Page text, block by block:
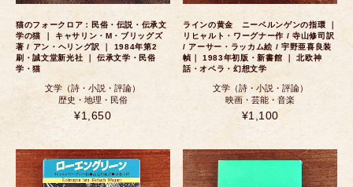
猫のフォークロア：民俗・伝説・伝承文
学の猫 ｜ キャサリン・M・ブリッグズ
著 / アン・ヘリング訳 ｜ 1984年第2
刷・誠文堂新光社 ｜ 伝承文学・民俗
学・猫
文学（詩・小説・評論）
歴史・地理・民俗
¥1,650
ラインの黄金 ニーベルンゲンの指環 ｜
リヒャルト・ワーグナー作 / 寺山修司訳
/ アーサー・ラッカム絵 / 宇野亜喜良装
幀｜ 1983年初版・新書館 ｜ 北欧神
話・オペラ・幻想文学
文学（詩・小説・評論）
映画・芸能・音楽
¥1,100